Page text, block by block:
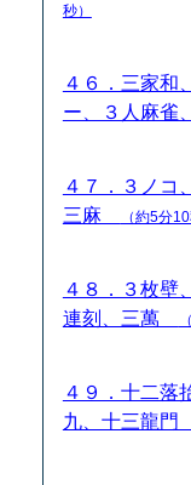
秒）
４６．三家和
ー、３人麻雀
４７．３ノコ
三麻
（約5分10
４８．３枚壁
連刻、三萬
４９．十二落
九、十三龍門